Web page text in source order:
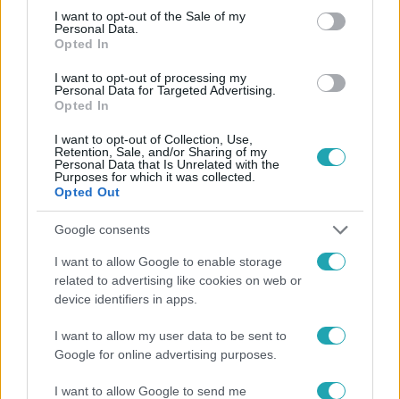
consent section.
I want to opt-out of the Sale of my
Personal Data.
Opted In
I want to opt-out of processing my
Personal Data for Targeted Advertising.
Opted In
I want to opt-out of Collection, Use,
Retention, Sale, and/or Sharing of my
Personal Data that Is Unrelated with the
Purposes for which it was collected.
Opted Out
Google consents
I want to allow Google to enable storage
related to advertising like cookies on web or
device identifiers in apps.
I want to allow my user data to be sent to
Google for online advertising purposes.
I want to allow Google to send me
HÍRADÓ #VIDEÓ #ADÁSRÉSZLETEK
BALESET-BŰNÜGY
HATÁR # HALÁL #AUTÓBALESET
Népszerű